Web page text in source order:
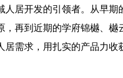
人居开发的引领者。从早
，再到近期的学府锦樾、
居需求，用扎实的产品力